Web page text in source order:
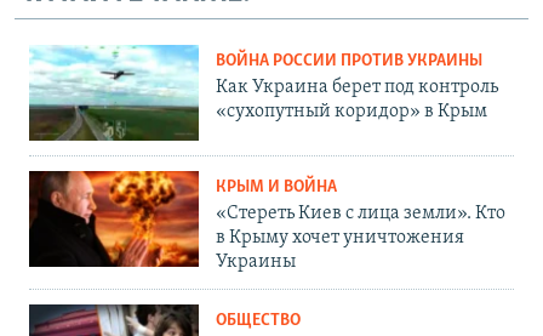
ВОЙНА РОССИИ ПРОТИВ УКРАИНЫ
Как Украина берет под контроль
«сухопутный коридор» в Крым
КРЫМ И ВОЙНА
«Стереть Киев с лица земли». Кто
в Крыму хочет уничтожения
Украины
ОБЩЕСТВО